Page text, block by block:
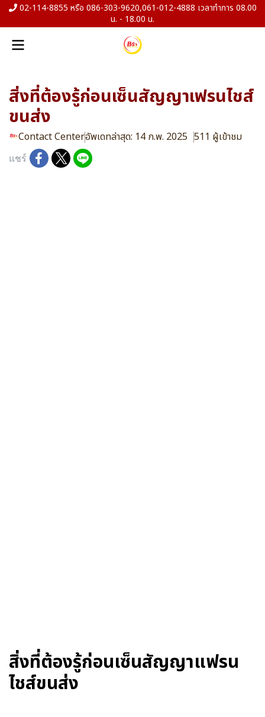
02-114-8855 หรือ 086-303-9620,061-012-4888 เวลาทำการ 08.00
น. - 18.00 น.
สิ่งที่ต้องรู้ก่อนเซ็นสัญญาเฟรนไชส์
ขนส่ง
Contact Centerอัพเดทล่าสุด: 14 ก.พ. 2025 511 ผู้เข้าชม
แชร์
สิ่งที่ต้องรู้ก่อนเซ็นสัญญาแฟรน
ไชส์ขนส่ง